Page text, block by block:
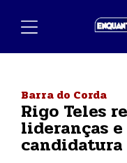
Barra do Corda
Rigo Teles
lideranças
candidatura